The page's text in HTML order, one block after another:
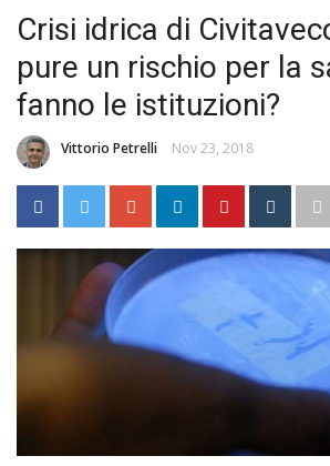
Crisi idrica di
pure un rischio per la
fanno le istituzioni?
Vittorio Petrelli Nov 23, 2018